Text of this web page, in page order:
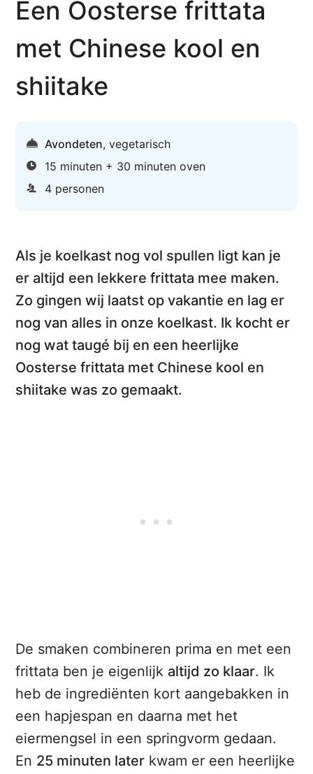
Een Oosterse frittata
met Chinese kool en
shiitake
Avondeten,vegetarisch
15 minuten + 30 minuten oven
4 personen
Als je koelkast nog vol spullen ligt kan je
er altijd een lekkere frittata mee maken.
Zo gingen wij laatst op vakantie en lag er
nog van alles in onze koelkast. Ik kocht er
nog wat taugé bij en een heerlijke
Oosterse frittata met Chinese kool en
shiitake was zo gemaakt.
De smaken combineren prima en met een
frittata ben je eigenlijk altijd zo klaar. Ik
heb de ingrediënten kort aangebakken in
een hapjespan en daarna met het
eiermengsel in een springvorm gedaan.
En 25 minuten later kwam er een heerlijke